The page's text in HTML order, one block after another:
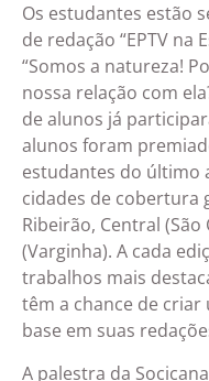
Os estudantes estão
de redação “EPTV na
“Somos a natureza!
nossa relação com
de alunos já
alunos foram
estudantes do último
cidades de cobertura
Ribeirão, Central (São
(Varginha). A cada
trabalhos mais
têm a chance de
base em suas
A palestra da